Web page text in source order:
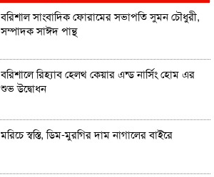
বরিশাল সাংবাদিক ফোরামের সভাপতি সুমন চৌধুরী,
সম্পাদক সাঈদ পান্থ
বরিশালে রিহ্যাব হেলথ কেয়ার এন্ড নার্সিং হোম এর
শুভ উদ্বোধন
মরিচে স্বস্তি, ডিম-মুরগির দাম নাগালের বাইরে